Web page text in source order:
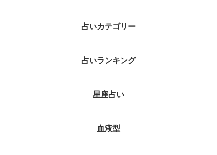
占いカテゴリー
占いランキング
星座占い
血液型